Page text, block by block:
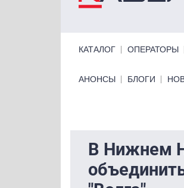
КАТАЛОГ ОПЕРАТОРЫ
Primary links bottom
АНОНСЫ БЛОГИ
В Нижнем